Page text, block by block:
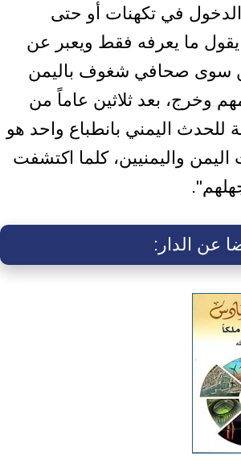
في تكهنات أو حتى
ما يعرفه فقط ويعبر عن
سوى صحافي شغوف باليمن
وخرج، بعد ثلاثين عاماً من
للحدث اليمني بانطباع واحد هو
اليمن واليمنيين، كلما اكتشفت
عن الدار: